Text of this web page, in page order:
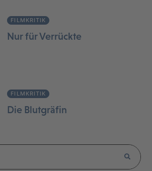
FILMKRITIK
Nur für Verrückte
FILMKRITIK
Die Blutgräfin